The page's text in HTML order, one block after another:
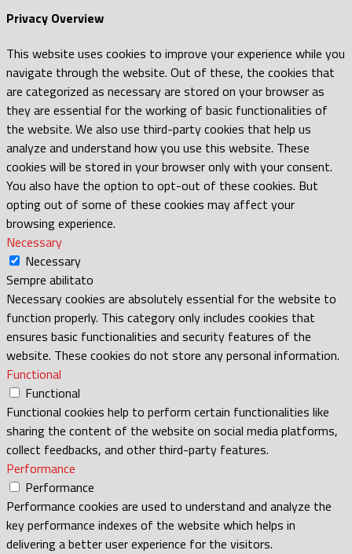
Privacy Overview
This website uses cookies to improve your experience while you
navigate through the website. Out of these, the cookies that
are categorized as necessary are stored on your browser as
they are essential for the working of basic functionalities of
the website. We also use third-party cookies that help us
analyze and understand how you use this website. These
cookies will be stored in your browser only with your consent.
You also have the option to opt-out of these cookies. But
opting out of some of these cookies may affect your
browsing experience.
Necessary
Necessary
Sempre abilitato
Necessary cookies are absolutely essential for the website to
function properly. This category only includes cookies that
ensures basic functionalities and security features of the
website. These cookies do not store any personal information.
Functional
Functional
Functional cookies help to perform certain functionalities like
sharing the content of the website on social media platforms,
collect feedbacks, and other third-party features.
Performance
Performance
Performance cookies are used to understand and analyze the
key performance indexes of the website which helps in
delivering a better user experience for the visitors.